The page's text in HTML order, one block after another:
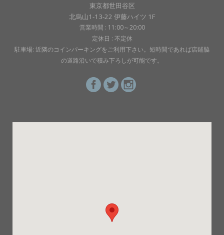
東京都世田谷区
北烏山1-13-22 伊藤ハイツ 1F
営業時間 : 11:00～20:00
定休日 : 不定休
駐車場: 近隣のコインパーキングをご利用下さい。短時間であれば店鋪脇
の道路沿いで積み下ろしが可能です。